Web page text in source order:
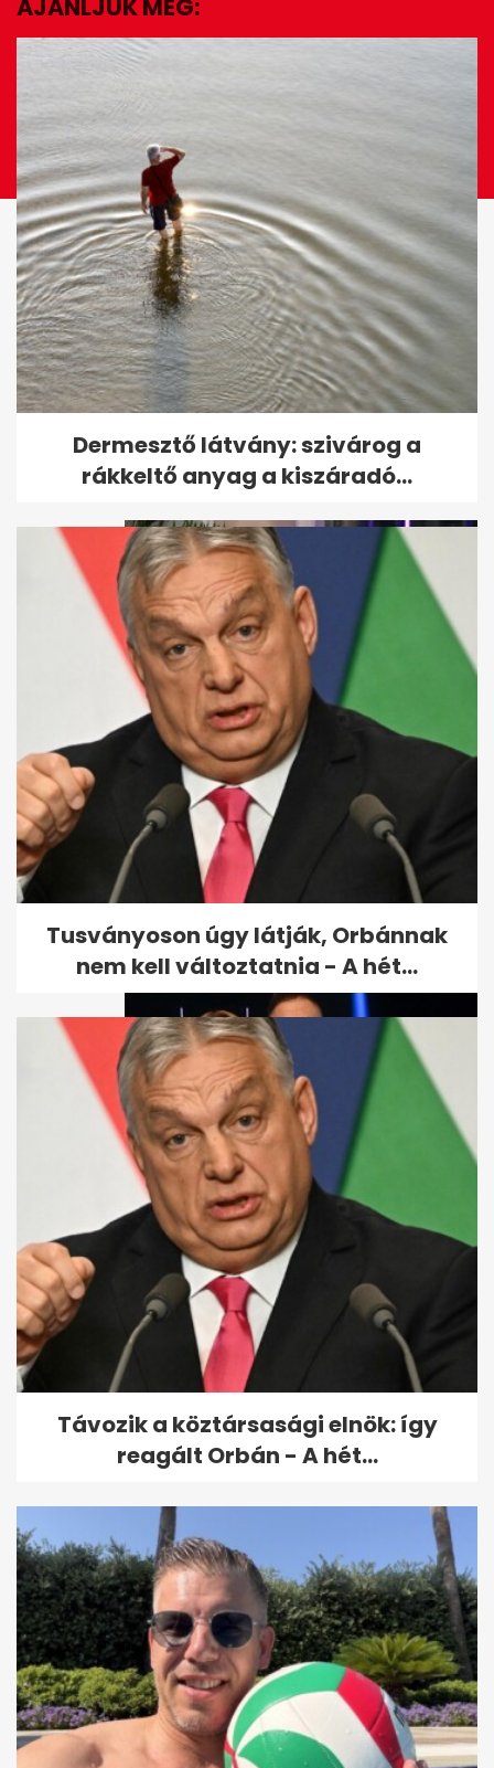
EZ IS ÉRDEKELHET
Story: Varga Juditot táncolni
hívta a TV2
Megfeneklett Jákob Zoli
Ferrarija a forgalmas úton,
kifogyott a...
Visszatér a Győzike Show - A
Gáspár család elhagyta az
RTL-t
AJÁNLJUK MÉG:
Dermesztő látvány: szivárog a
rákkeltő anyag a kiszáradó...
Tusványoson úgy látják, Orbánnak
nem kell változtatnia - A hét...
Távozik a köztársasági elnök: így
reagált Orbán - A hét...